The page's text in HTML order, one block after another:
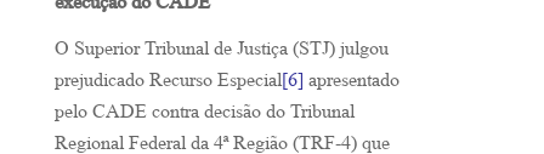
execução do CADE
O Superior Tribunal de Justiça (STJ) julgou
prejudicado Recurso Especial[6] apresentado
pelo CADE contra decisão do Tribunal
Regional Federal da 4ª Região (TRF-4) que